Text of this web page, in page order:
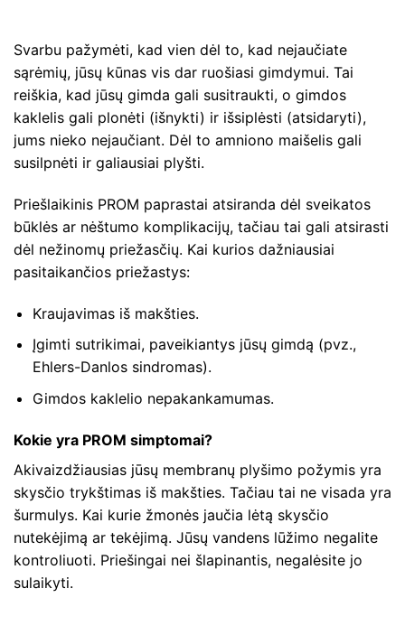
Svarbu pažymėti, kad vien dėl to, kad nejaučiate
sąrėmių, jūsų kūnas vis dar ruošiasi gimdymui. Tai
reiškia, kad jūsų gimda gali susitraukti, o gimdos
kaklelis gali plonėti (išnykti) ir išsiplėsti (atsidaryti),
jums nieko nejaučiant. Dėl to amniono maišelis gali
susilpnėti ir galiausiai plyšti.
Priešlaikinis PROM paprastai atsiranda dėl sveikatos
būklės ar nėštumo komplikacijų, tačiau tai gali atsirasti
dėl nežinomų priežasčių. Kai kurios dažniausiai
pasitaikančios priežastys:
Kraujavimas iš makšties.
Įgimti sutrikimai, paveikiantys jūsų gimdą (pvz.,
Ehlers-Danlos sindromas).
Gimdos kaklelio nepakankamumas.
Kokie yra PROM simptomai?
Akivaizdžiausias jūsų membranų plyšimo požymis yra
skysčio trykštimas iš makšties. Tačiau tai ne visada yra
šurmulys. Kai kurie žmonės jaučia lėtą skysčio
nutekėjimą ar tekėjimą. Jūsų vandens lūžimo negalite
kontroliuoti. Priešingai nei šlapinantis, negalėsite jo
sulaikyti.